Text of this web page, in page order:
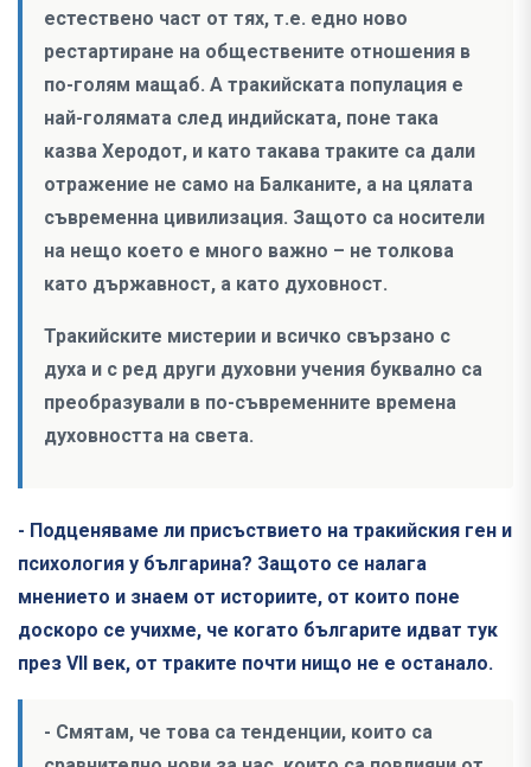
естествено част от тях, т.е. едно ново
рестартиране на обществените отношения в
по-голям мащаб. А тракийската популация е
най-голямата след индийската, поне така
казва Херодот, и като такава траките са дали
отражение не само на Балканите, а на цялата
съвременна цивилизация. Защото са носители
на нещо което е много важно – не толкова
като държавност, а като духовност.
Тракийските мистерии и всичко свързано с
духа и с ред други духовни учения буквално са
преобразували в по-съвременните времена
духовността на света.
- Подценяваме ли присъствието на тракийския ген и
психология у българина? Защото се налага
мнението и знаем от историите, от които поне
доскоро се учихме, че когато българите идват тук
през VII век, от траките почти нищо не е останало.
- Смятам, че това са тенденции, които са